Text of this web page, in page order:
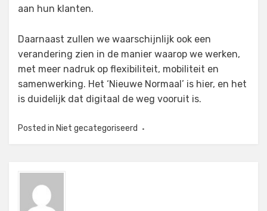
aan hun klanten.
Daarnaast zullen we waarschijnlijk ook een
verandering zien in de manier waarop we werken,
met meer nadruk op flexibiliteit, mobiliteit en
samenwerking. Het ‘Nieuwe Normaal’ is hier, en het
is duidelijk dat digitaal de weg vooruit is.
Posted in Niet gecategoriseerd